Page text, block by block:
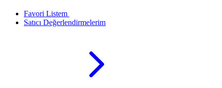
Favori Listem
Satıcı Değerlendirmelerim